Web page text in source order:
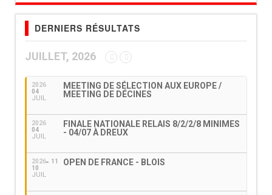
DERNIERS RÉSULTATS
JUILLET, 2026
2026
04
JUIL
MEETING DE SÉLECTION AUX EUROPE /
MEETING DE DÉCINES
2026
04
JUIL
FINALE NATIONALE RELAIS 8/2/2/8 MINIMES
- 04/07 À DREUX
2026
10
JUIL
11 OPEN DE FRANCE - BLOIS